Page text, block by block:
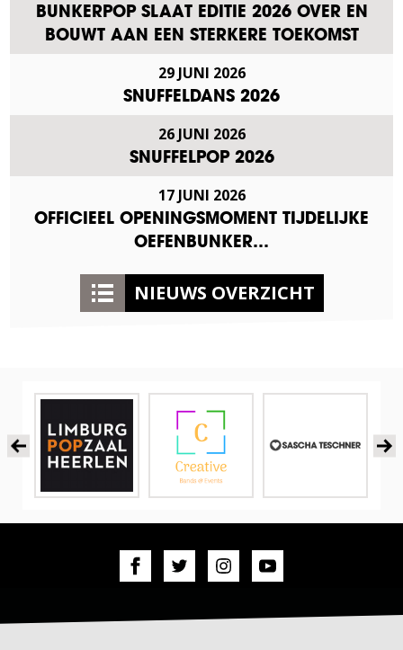
BUNKERPOP SLAAT EDITIE 2026 OVER EN
BOUWT AAN EEN STERKERE TOEKOMST
29 JUNI 2026
SNUFFELDANS 2026
26 JUNI 2026
SNUFFELPOP 2026
17 JUNI 2026
OFFICIEEL OPENINGSMOMENT TIJDELIJKE
OEFENBUNKER…
NIEUWS OVERZICHT